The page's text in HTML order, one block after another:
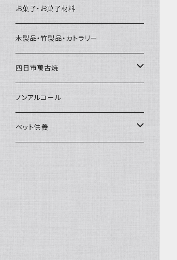
果汁入り600ｍL瓶
無添加瓶シロップ
プラスチック・スプーンストロー
かき氷セット
その他かき氷用品
ドライアイス10ｋｇ
ドライアイス15ｋｇ
ドライアイス20ｋｇ
ドライアイス25ｋｇ
かき氷器
惣菜
お菓子・お菓子材料
木製品・竹製品・カトラリー
四日市萬古焼
土鍋・土釜
一般土鍋
皿・椀・丼・小物
ノンアルコール
ペット供養